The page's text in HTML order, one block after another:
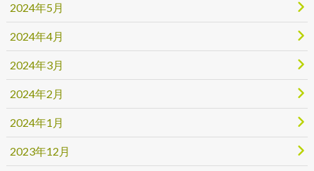
2024年5月
2024年4月
2024年3月
2024年2月
2024年1月
2023年12月